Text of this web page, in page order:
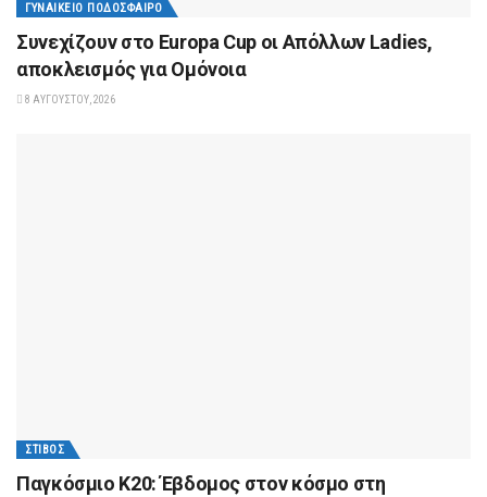
ΓΥΝΑΙΚΕΊΟ ΠΟΔΌΣΦΑΙΡΟ
Συνεχίζουν στο Europa Cup οι Aπόλλων Ladies,
αποκλεισμός για Ομόνοια
8 ΑΥΓΟΎΣΤΟΥ, 2026
ΣΤΊΒΟΣ
Παγκόσμιο Κ20: Έβδομος στον κόσμο στη